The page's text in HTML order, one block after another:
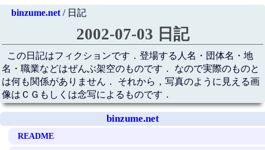
binzume.net/ 日記
2002-07-03 日記
この日記はフィクションです．登場する人名・団体名・地
名・職業などはぜんぶ架空のものです． なので実際のものと
は何も関係がありません． それから，写真のように見える画
像はＣＧもしくは念写によるものです．
binzume.net
README